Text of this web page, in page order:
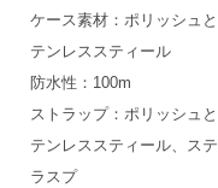
ケース素材：ポリッシュ
テンレススティール
防水性：100m
ストラップ：ポリッシュ
テンレススティール、ス
ラスプ